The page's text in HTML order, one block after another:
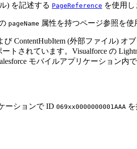
) を記述する PageReference を使用し
pageName 属性を持つページ参照を使
ContentHubItem (外部ファイル) オ
トされています。Visualforce の
モバイルアプリケーション
ーションで ID 069xx0000000001AAA